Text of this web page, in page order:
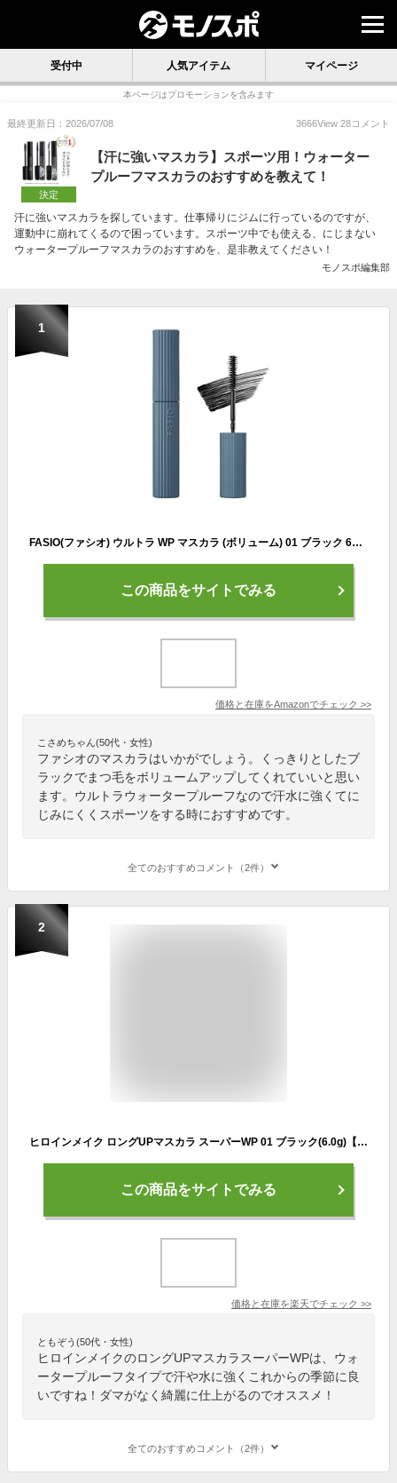
受付中 人気アイテム マイページ
本ページはプロモーションを含みます
最終更新日：2026/07/08 3666View 28コメント
決定
【汗に強いマスカラ】スポーツ用！ウォーター
プルーフマスカラのおすすめを教えて！
汗に強いマスカラを探しています。仕事帰りにジムに行っているのですが、
運動中に崩れてくるので困っています。スポーツ中でも使える、にじまない
ウォータープルーフマスカラのおすすめを、是非教えてください！
モノスポ編集部
1
FASIO(ファシオ) ウルトラ WP マスカラ (ボリューム) 01 ブラック 6g ウルトラ ウォータープルーフ にじみに強い
この商品をサイトでみる
価格と在庫をAmazonでチェック >>
こさめちゃん(50代・女性)
ファシオのマスカラはいかがでしょう。くっきりとしたブ
ラックでまつ毛をボリュームアップしてくれていいと思い
ます。ウルトラウォータープルーフなので汗水に強くてに
じみにくくスポーツをする時におすすめです。
全てのおすすめコメント（2件）
2
ヒロインメイク ロングUPマスカラ スーパーWP 01 ブラック(6.0g)【ヒロインメイク】[ウォータープルーフ マスカラ ロング カールキープ]
この商品をサイトでみる
価格と在庫を楽天でチェック >>
ともぞう(50代・女性)
ヒロインメイクのロングUPマスカラスーパーWPは、ウォ
ータープルーフタイプで汗や水に強くこれからの季節に良
いですね！ダマがなく綺麗に仕上がるのでオススメ！
全てのおすすめコメント（2件）